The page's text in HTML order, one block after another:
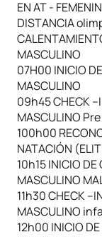
EN AT -
DISTANCIA
MASCULINO
07H00 INICIO
MASCULINO
09h45 CHECK
MASCULINO
100h00
NATACIÓN
10h15 INICIO DE
MASCULINO
11h30 CHECK
MASCULINO
12h00 INICIO